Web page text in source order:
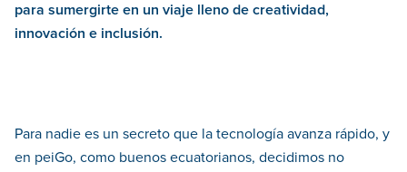
para sumergirte en un viaje lleno de creatividad,
innovación e inclusión.
Para nadie es un secreto que la tecnología avanza rápido, y
en peiGo, como buenos ecuatorianos, decidimos no